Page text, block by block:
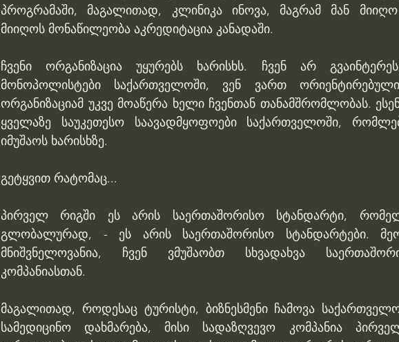
პროგრამაში, მაგალითად, კლინიკა ინოვა, მაგრამ მან მიიღო
მიიღოს მონაწილეობა აკრედიტაცია კანადაში.
ჩვენი ორგანიზაცია უყურებს ხარისხს. ჩვენ არ
მონოპოლისტები საქართველოში, ვენ ვართ
ორგანიზაციამ უკვე მოაწერა ხელი ჩვენთან თანამშრომლობას.
ყველაზე საუკეთესო საავადმყოფოები საქართველოში,
იმუშაოს ხარისხზე.
გეტყვით რატომაც...
პირველ რიგში ეს არის საერთაშორისო სტანდარტი,
გლობალურად, - ეს არის საერთაშორისო სტანდარტები.
მნიშვნელოვანია, ჩვენ ვმუშაობთ სხვადახვა
კომპანიასთან.
მაგალითად, როდესაც ტურისტი, ბიზნესმენი ჩამოვა
სამედიცინო დახმარება, მისი სადაზღვევო კომპანია